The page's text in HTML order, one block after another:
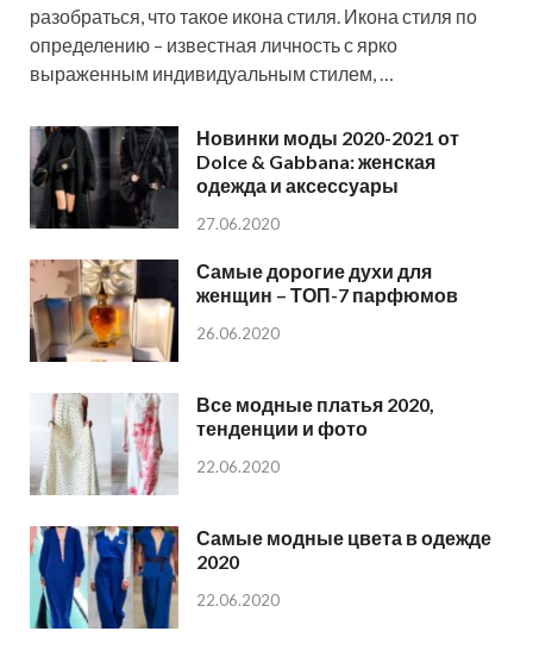
разобраться, что такое икона стиля. Икона стиля по
определению – известная личность с ярко
выраженным индивидуальным стилем, …
Новинки моды 2020-2021 от
Dolce & Gabbana: женская
одежда и аксессуары
27.06.2020
Самые дорогие духи для
женщин – ТОП-7 парфюмов
26.06.2020
Все модные платья 2020,
тенденции и фото
22.06.2020
Самые модные цвета в одежде
2020
22.06.2020